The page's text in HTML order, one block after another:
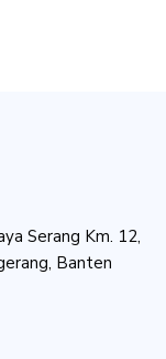
Serang Km. 12,
Banten